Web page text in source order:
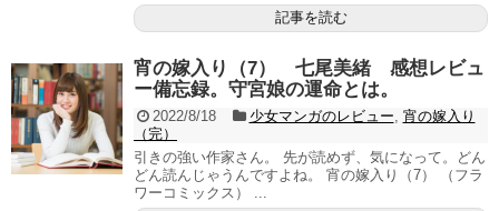
記事を読む
宵の嫁入り（7） 七尾美緒 感想レビュ
ー備忘録。守宮娘の運命とは。
2022/8/18 少女マンガのレビュー, 宵の嫁入り
（完）
引きの強い作家さん。 先が読めず、気になって。どん
どん読んじゃうんですよね。 宵の嫁入り（7） （フラ
ワーコミックス） ...